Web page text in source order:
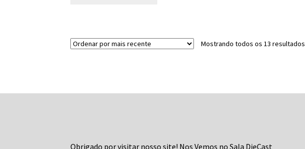
Mostrando todos os 13 resultados
Obrigado por visitar nosso site! Nos Vemos no Sala DieCast